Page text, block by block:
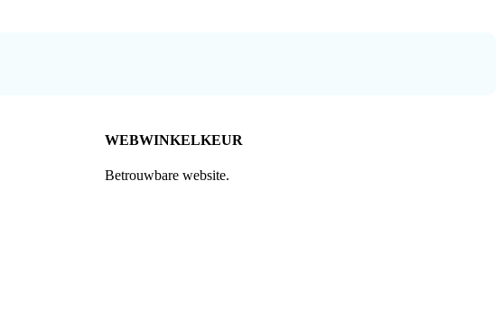
WEBWINKELKEUR
Betrouwbare website.